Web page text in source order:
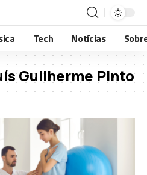
Tech Notícias
Guilherme Pinto